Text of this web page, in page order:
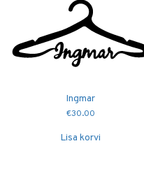
Ingmar
€30.00
Lisa korvi